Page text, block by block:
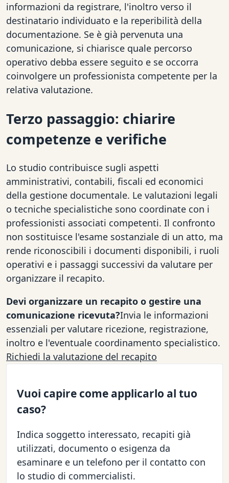
informazioni da registrare, l'inoltro verso il
destinatario individuato e la reperibilità della
documentazione. Se è già pervenuta una
comunicazione, si chiarisce quale percorso
operativo debba essere seguito e se occorra
coinvolgere un professionista competente per la
relativa valutazione.
Terzo passaggio: chiarire
competenze e verifiche
Lo studio contribuisce sugli aspetti
amministrativi, contabili, fiscali ed economici
della gestione documentale. Le valutazioni legali
o tecniche specialistiche sono coordinate con i
professionisti associati competenti. Il confronto
non sostituisce l'esame sostanziale di un atto, ma
rende riconoscibili i documenti disponibili, i ruoli
operativi e i passaggi successivi da valutare per
organizzare il recapito.
Devi organizzare un recapito o gestire una
comunicazione ricevuta?Invia le informazioni
essenziali per valutare ricezione, registrazione,
inoltro e l'eventuale coordinamento specialistico.
Richiedi la valutazione del recapito
Vuoi capire come applicarlo al tuo
caso?
Indica soggetto interessato, recapiti già
utilizzati, documento o esigenza da
esaminare e un telefono per il contatto con
lo studio di commercialisti.